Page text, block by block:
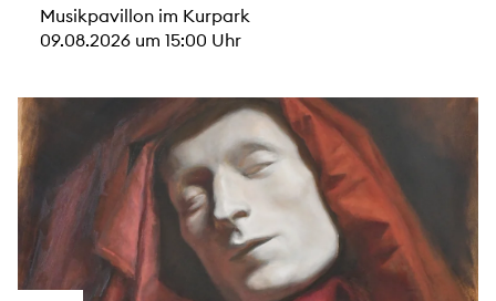
Musikpavillon im Kurpark
09.08.2026 um 15:00 Uhr